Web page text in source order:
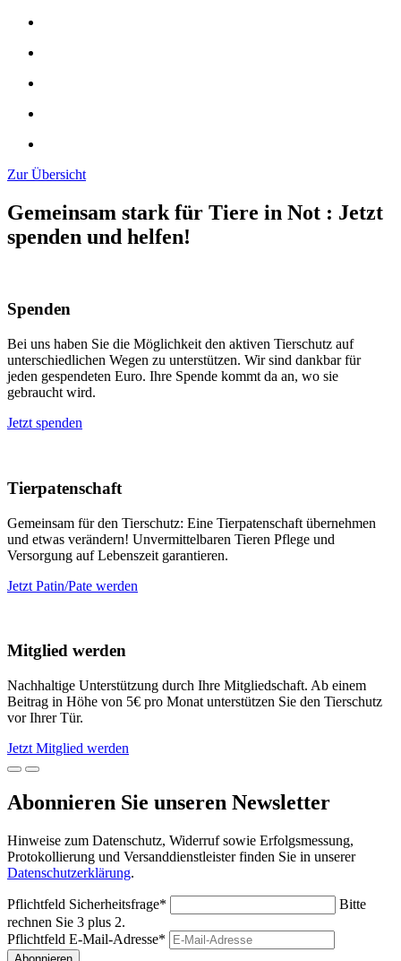
Zur Übersicht
Gemeinsam stark für Tiere in Not : Jetzt
spenden und helfen!
Spenden
Bei uns haben Sie die Möglichkeit den aktiven Tierschutz auf
unterschiedlichen Wegen zu unterstützen. Wir sind dankbar für
jeden gespendeten Euro. Ihre Spende kommt da an, wo sie
gebraucht wird.
Jetzt spenden
Tierpatenschaft
Gemeinsam für den Tierschutz: Eine Tierpatenschaft übernehmen
und etwas verändern! Unvermittelbaren Tieren Pflege und
Versorgung auf Lebenszeit garantieren.
Jetzt Patin/Pate werden
Mitglied werden
Nachhaltige Unterstützung durch Ihre Mitgliedschaft. Ab einem
Beitrag in Höhe von 5€ pro Monat unterstützen Sie den Tierschutz
vor Ihrer Tür.
Jetzt Mitglied werden
Abonnieren Sie unseren Newsletter
Hinweise zum Datenschutz, Widerruf sowie Erfolgsmessung,
Protokollierung und Versanddienstleister finden Sie in unserer
Datenschutzerklärung.
Pflichtfeld Sicherheitsfrage*
Bitte
rechnen Sie 3 plus 2.
Pflichtfeld E-Mail-Adresse*